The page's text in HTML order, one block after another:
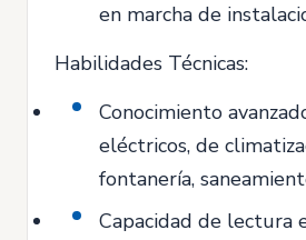
en marcha de
Habilidades Técnicas:
Conocimiento
eléctricos, de
fontanería,
Capacidad de lectura